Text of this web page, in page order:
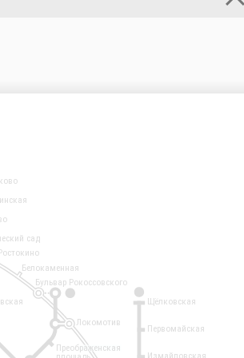
1
Локомотив
сад
Белокаменная
Щёлковская
Первомайская
Измайловская
Бульвар Рокоссовского
Преображенская